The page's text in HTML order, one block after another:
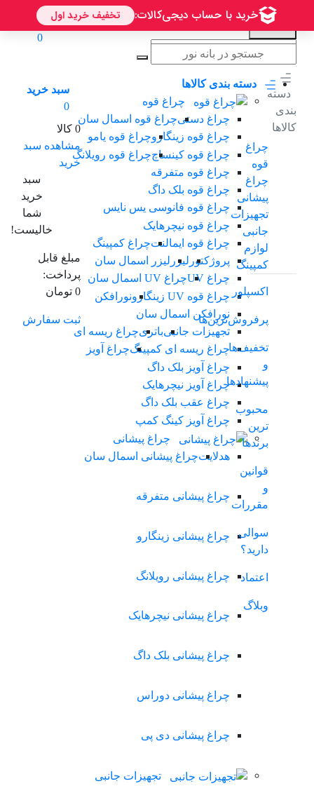
دسته
بندی
کالاها
چراغ
قوه
چراغ
پیشانی
تجهیزات
جانبی
لوازم
کمپینگ
اکسپلور
پرفروش‌ترین‌ها
تخفیف‌ها
و
پیشنهادها
محبوب
ترین
برندها
قوانین
و
مقررات
سوالی
دارید؟
اعتماد
وبلاگ
0
دسته بندی کالاها
چراغ قوه
چراغ دستیچراغ قوه اسمال سان
چراغ قوه زینگاروچراغ قوه یامو
چراغ قوه کینساچچراغ قوه رویلانگ
چراغ قوه متفرقه
چراغ قوه بلک داگ
چراغ قوه فانوسی یس نایس
چراغ قوه نیچرهایک
چراغ قوه ایمالنتچراغ کمپینگ
پروژکتور لیزر لیزر اسمال سان
چراغ UV
چراغ UV اسمال سان
چراغ قوه UV زینگارو
نورافکن
نورافکن اسمال سان
تجهیزات جانبیباتریچراغ ریسه ای
چراغ ریسه ای کمپینگچراغ آویز
چراغ آویز بلک داگ
چراغ آویز نیچرهایک
چراغ عقب بلک داگ
چراغ آویز کینگ کمپ
چراغ پیشانی
هدلایتچراغ پیشانی اسمال سان
چراغ پیشانی متفرقه
چراغ پیشانی زینگارو
چراغ پیشانی رویلانگ
چراغ پیشانی نیچرهایک
چراغ پیشانی بلک داگ
چراغ پیشانی دوراس
چراغ پیشانی دی پی
تجهیزات جانبی
سبد خرید
0
0 کالا
مشاهده سبد
خرید
سبد
خرید
شما
خالیست!
مبلغ قابل
پرداخت:
0 تومان
ثبت سفارش